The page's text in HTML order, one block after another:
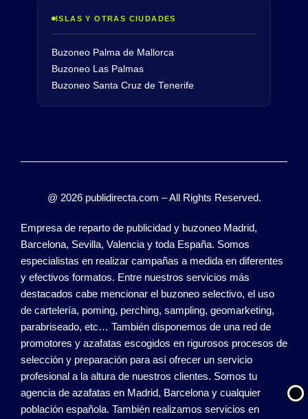
ISLAS Y OTRAS CIUDADES
Buzoneo Palma de Mallorca
Buzoneo Las Palmas
Buzoneo Santa Cruz de Tenerife
@ 2026 publidirecta.com – All Rights Reserved.
Empresa de reparto de publicidad y buzoneo Madrid,
Barcelona, Sevilla, Valencia y toda España. Somos
especialistas en realizar campañas a medida en diferentes
y efectivos formatos. Entre nuestros servicios más
destacados cabe mencionar el buzoneo selectivo, el uso
de cartelería, poming, perching, sampling, geomarketing,
parabriseado, etc… También disponemos de una red de
promotores y azafatas escogidos en rigurosos procesos de
selección y preparación para así ofrecer un servicio
profesional a la altura de nuestros clientes. Somos tu
agencia de azafatas en Madrid, Barcelona y cualquier
población española. También realizamos servicios en